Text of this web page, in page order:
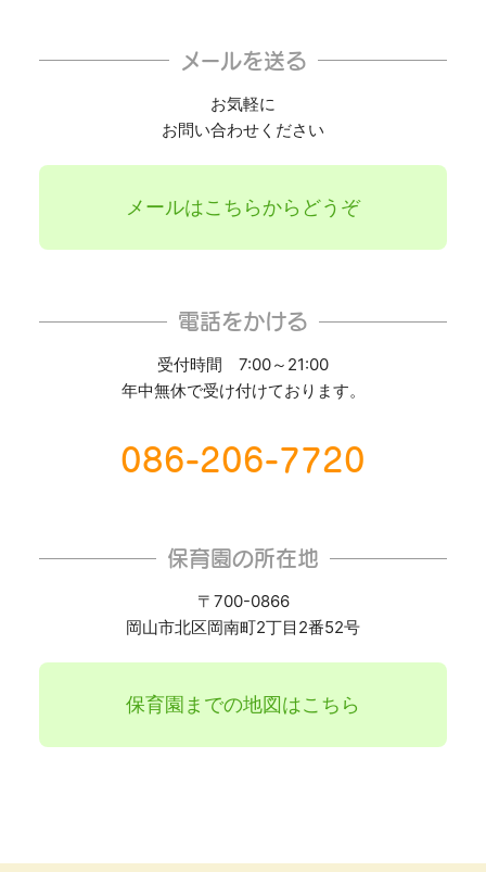
メールを送る
お気軽に
お問い合わせください
メールはこちらからどうぞ
電話をかける
受付時間 7:00～21:00
年中無休で受け付けております。
086-206-7720
保育園の所在地
〒700-0866
岡山市北区岡南町2丁目2番52号
保育園までの地図はこちら